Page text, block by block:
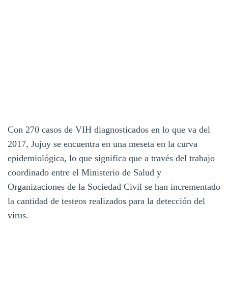
Con 270 casos de VIH diagnosticados en lo que va del
2017, Jujuy se encuentra en una meseta en la curva
epidemiológica, lo que significa que a través del trabajo
coordinado entre el Ministerio de Salud y
Organizaciones de la Sociedad Civil se han incrementado
la cantidad de testeos realizados para la detección del
virus.